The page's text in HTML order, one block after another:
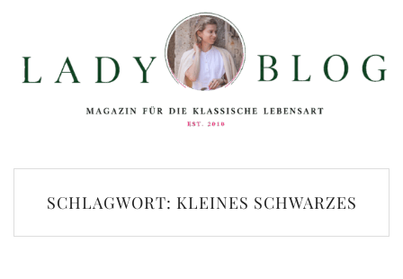
SCHLAGWORT: KLEINES SCHWARZES